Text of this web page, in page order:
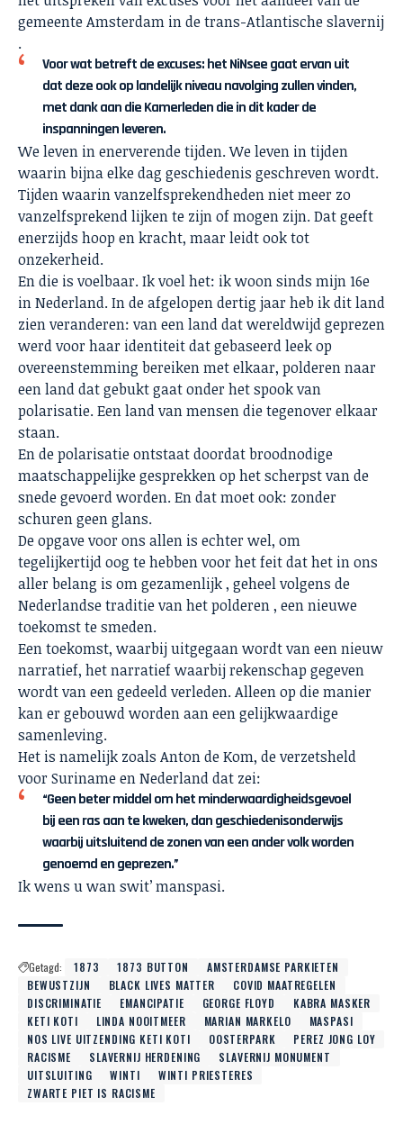
gemeente Amsterdam in de trans-Atlantische slavernij
.
Voor wat betreft de excuses: het NiNsee gaat ervan uit
dat deze ook op landelijk niveau navolging zullen vinden,
met dank aan die Kamerleden die in dit kader de
inspanningen leveren.
We leven in enerverende tijden. We leven in tijden
waarin bijna elke dag geschiedenis geschreven wordt.
Tijden waarin vanzelfsprekendheden niet meer zo
vanzelfsprekend lijken te zijn of mogen zijn. Dat geeft
enerzijds hoop en kracht, maar leidt ook tot
onzekerheid.
En die is voelbaar. Ik voel het: ik woon sinds mijn 16e
in Nederland. In de afgelopen dertig jaar heb ik dit land
zien veranderen: van een land dat wereldwijd geprezen
werd voor haar identiteit dat gebaseerd leek op
overeenstemming bereiken met elkaar, polderen naar
een land dat gebukt gaat onder het spook van
polarisatie. Een land van mensen die tegenover elkaar
staan.
En de polarisatie ontstaat doordat broodnodige
maatschappelijke gesprekken op het scherpst van de
snede gevoerd worden. En dat moet ook: zonder
schuren geen glans.
De opgave voor ons allen is echter wel, om
tegelijkertijd oog te hebben voor het feit dat het in ons
aller belang is om gezamenlijk , geheel volgens de
Nederlandse traditie van het polderen , een nieuwe
toekomst te smeden.
Een toekomst, waarbij uitgegaan wordt van een nieuw
narratief, het narratief waarbij rekenschap gegeven
wordt van een gedeeld verleden. Alleen op die manier
kan er gebouwd worden aan een gelijkwaardige
samenleving.
Het is namelijk zoals Anton de Kom, de verzetsheld
voor Suriname en Nederland dat zei:
“Geen beter middel om het minderwaardigheidsgevoel
bij een ras aan te kweken, dan geschiedenisonderwijs
waarbij uitsluitend de zonen van een ander volk worden
genoemd en geprezen.”
Ik wens u wan swit’ manspasi.
Getagd: 1873 1873 BUTTON
AMSTERDAMSE PARKIETEN
BEWUSTZIJN
BLACK LIVES MATTER
COVID MAATREGELEN
DISCRIMINATIE
EMANCIPATIE GEORGE FLOYD
KABRA MASKER
KETI KOTI
LINDA NOOITMEER MARIAN MARKELO
MASPASI
NOS LIVE UITZENDING KETI KOTI
OOSTERPARK
PEREZ JONG LOY
RACISME
SLAVERNIJ HERDENING
SLAVERNIJ MONUMENT
UITSLUITING
WINTI
WINTI PRIESTERES
ZWARTE PIET IS RACISME